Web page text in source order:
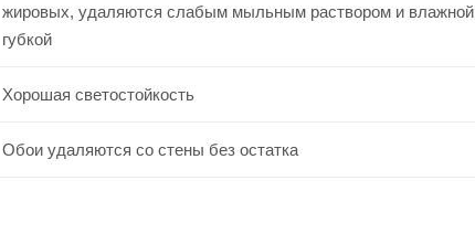
жировых, удаляются слабым мыльным раствором и влажной
губкой
Хорошая светостойкость
Обои удаляются со стены без остатка